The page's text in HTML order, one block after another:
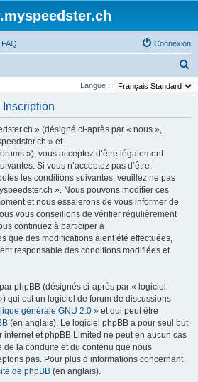
FAQ Connexion
e
Langue :
Inscription
» (désigné ci-après par « nous »,
» et
»), vous acceptez d’être légalement
Si vous n’acceptez pas d’être
les conditions suivantes, veuillez ne pas
». Nous pouvons modifier ces
et nous essaierons de vous informer de
vous conseillons de vérifier régulièrement
continuez à participer à
que des modifications aient été effectuées,
responsable des conditions modifiées et
phpBB (désignés ci-après par « logiciel
qui est un logiciel de forum de discussions
générale GNU 2.0 » et qui peut être
(en anglais). Le logiciel phpBB a pour seul but
et phpBB Limited ne peut en aucun cas
de la conduite et du contenu que nous
pas. Pour plus d’informations concernant
de phpBB (en anglais).